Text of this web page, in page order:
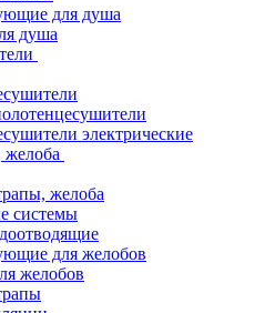
для душа
душа
электрические
желоба
системы
для желобов
желобов